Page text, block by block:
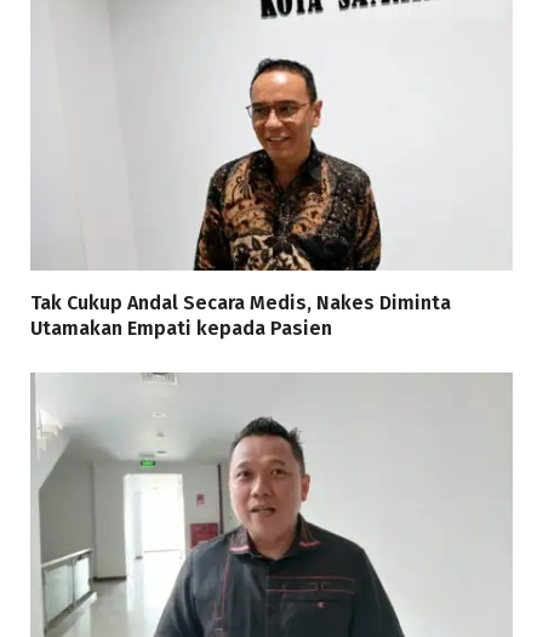
Tak Cukup Andal Secara Medis, Nakes Diminta
Utamakan Empati kepada Pasien